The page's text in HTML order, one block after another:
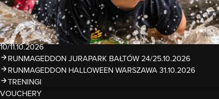
RUNMAGEDDON WROCŁAW KOPALNIA ROLANTOWICE
26/27.09.2026
RUNMAGEDDON WARSZAWA TWIERDZA MODLIN
10/11.10.2026
RUNMAGEDDON JURAPARK BAŁTÓW 24/25.10.2026
RUNMAGEDDON HALLOWEEN WARSZAWA 31.10.2026
TRENINGI
VOUCHERY